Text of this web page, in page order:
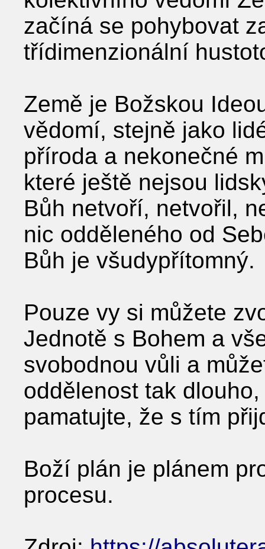
začíná se pohybovat
třídimenzionální
Země je Božskou
vědomí, stejně jako
příroda a nekonečné
které ještě nejsou
Bůh netvoří, netvořil,
nic odděleného od
Bůh je všudypřítomný.
Pouze vy si můžete
Jednotě s Bohem a
svobodnou vůli a
oddělenost tak
pamatujte, že s tím
Boží plán je plánem
procesu.